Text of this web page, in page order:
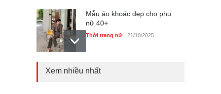
Mẫu áo khoác đẹp cho phụ
nữ 40+
Thời trang nữ 21/10/2025
Truy tìm thông tin áo bra
Xem nhiều nhất